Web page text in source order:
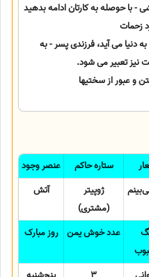
- با حوصله به کارتان ادامه بدهید
زحمات
دنیا می آید، فرزندی پسر - به
تعبیر می شود.
و عبور از سختیها
ستاره حاکم
عنصر وجود
ژوپیتر
(مشتری)
آتش
عدد خوش یمن روز مبارک